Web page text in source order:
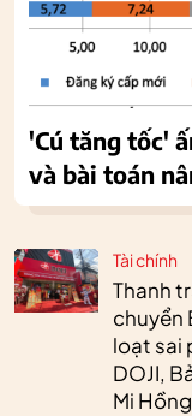
Tài chính
Thanh
chuyển
loạt sai
DOJI,
Mi Hồng
'Cú tăng tốc'
và bài toán